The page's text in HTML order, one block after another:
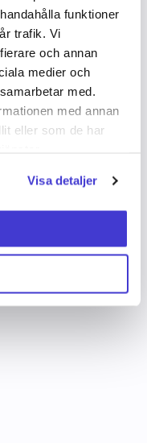
funktioner
trafik. Vi
och annan
medier och
med.
med annan
eller som de har
Visa detaljer